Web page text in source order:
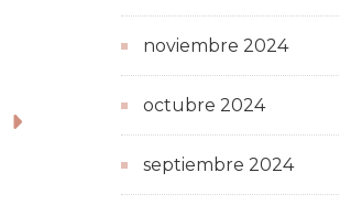
noviembre 2024
octubre 2024
septiembre 2024